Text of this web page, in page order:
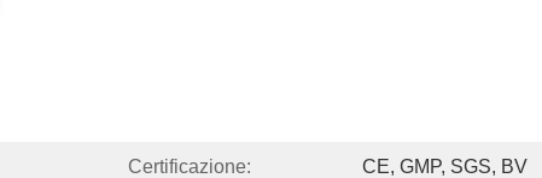
Certificazione: CE, GMP, SGS, BV